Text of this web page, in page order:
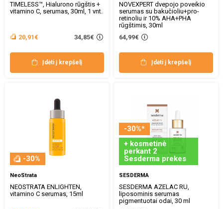
TIMELESS™, Hialurono rūgštis +
vitamino C, serumas, 30ml, 1 vnt.
20,91€ 34,85€
Įdėti į krepšelį
NOVEXPERT dvepojo poveikio
serumas su bakučioliu+pro-
retinoliu ir 10% AHA+PHA
rūgštimis, 30ml
64,99€
Įdėti į krepšelį
-30%
NeoStrata
NEOSTRATA ENLIGHTEN,
vitamino C serumas, 15ml
-30%*
+ kosmetinė
perkant 2
Sesderma prekes
SESDERMA
SESDERMA AZELAC RU,
liposominis serumas
pigmentuotai odai, 30 ml